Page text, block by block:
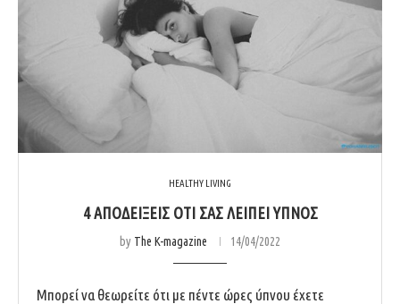
HEALTHY LIVING
4 ΑΠΟΔΕΙΞΕΙΣ ΟΤΙ ΣΑΣ ΛΕΙΠΕΙ ΥΠΝΟΣ
by The K-magazine 14/04/2022
Μπορεί να θεωρείτε ότι με πέντε ώρες ύπνου έχετε